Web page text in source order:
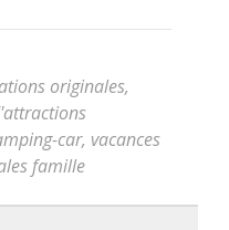
originales,
car, vacances
famille